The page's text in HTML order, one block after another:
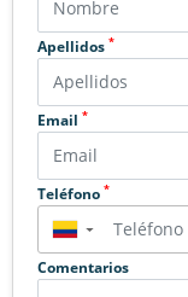
Apellidos *
Email *
Teléfono *
▼
Comentarios